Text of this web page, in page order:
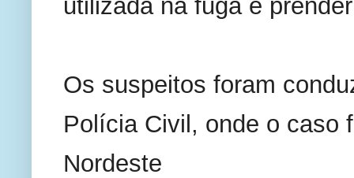
utilizada na fuga e
Os suspeitos foram
Polícia Civil, onde o caso
Nordeste